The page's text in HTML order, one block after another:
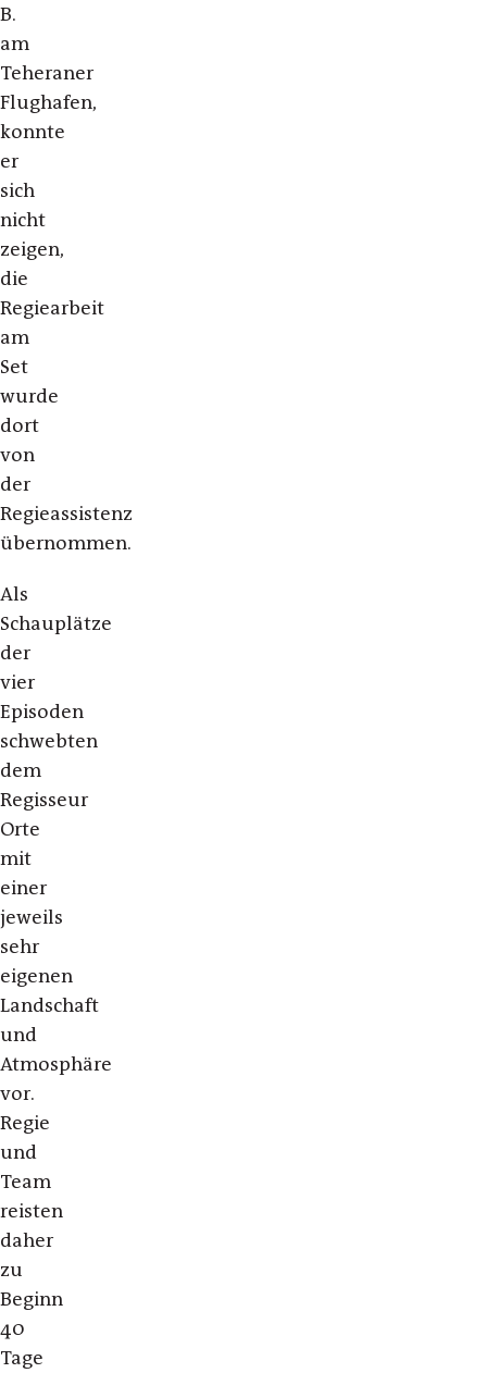
B.
am
Teheraner
Flughafen,
konnte
er
sich
nicht
zeigen,
die
Regiearbeit
am
Set
wurde
dort
von
der
Regieassistenz
übernommen.
Als
Schauplätze
der
vier
Episoden
schwebten
dem
Regisseur
Orte
mit
einer
jeweils
sehr
eigenen
Landschaft
und
Atmosphäre
vor.
Regie
und
Team
reisten
daher
zu
Beginn
40
Tage